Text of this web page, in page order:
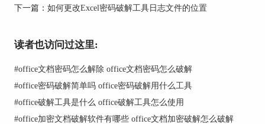
AOPR试用版弹出的错误提示框
用户点击“确定”按钮后会弹出“Order Now”对话
框，上面有购买正版的功能键，想了解详细内容请
下一篇： 如何更改Excel密码破解工具日志文件的位置
读者也访问过这里:
#office文档密码怎么解除 office文档密码怎么破解
#office密码破解简单吗 office密码破解用什么工具
#office破解工具是什么 office破解工具怎么使用
#office加密文档破解软件有哪些 office文档加密破解怎么破解